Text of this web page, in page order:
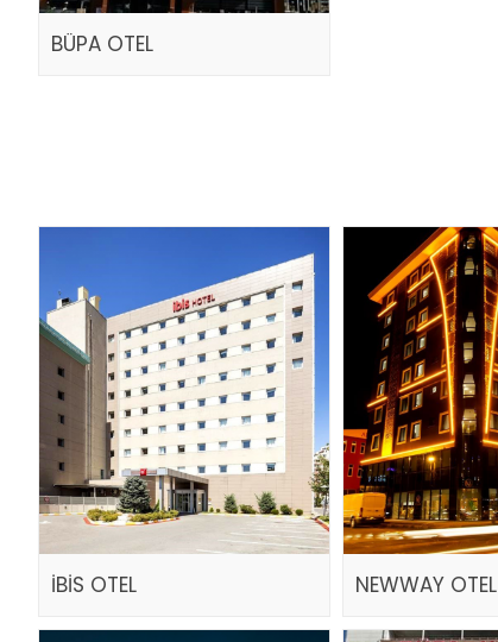
BÜPA OTEL
İBİS OTEL NEWWAY OTEL